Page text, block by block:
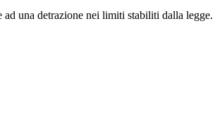
una detrazione nei limiti stabiliti dalla legge.